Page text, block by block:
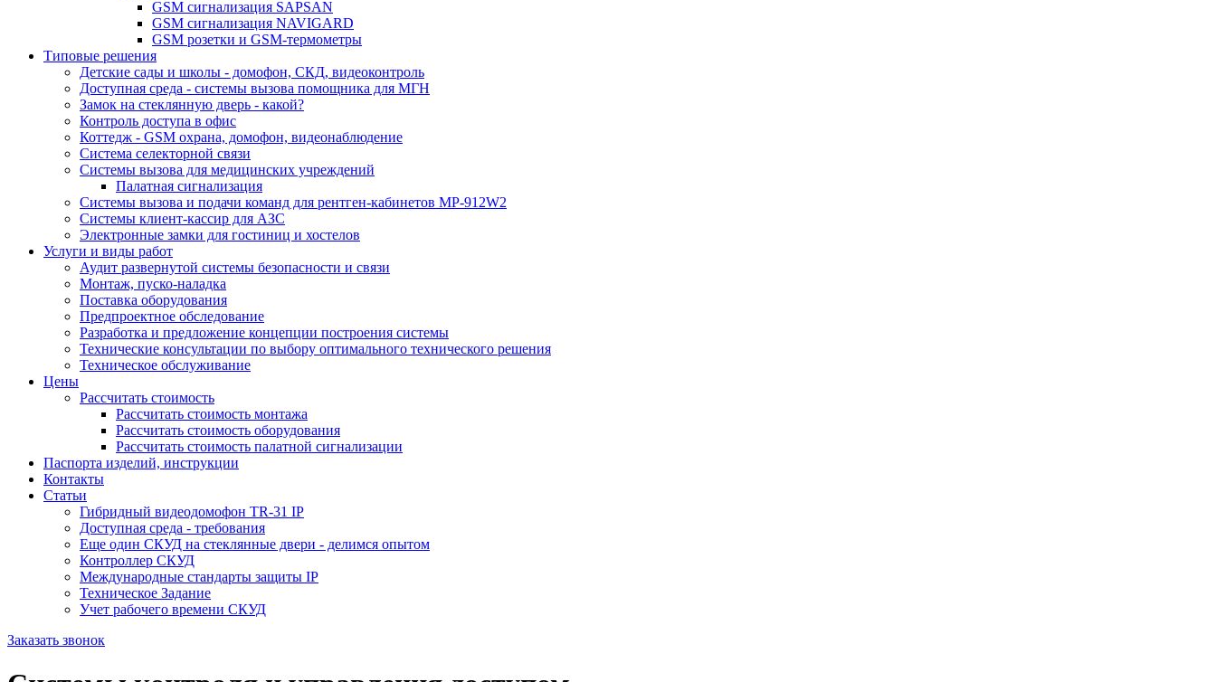
GSM сигнализация SAPSAN
GSM сигнализация NAVIGARD
GSM розетки и GSM-термометры
Типовые решения
Детские сады и школы - домофон, СКД, видеоконтроль
Доступная среда - системы вызова помощника для МГН
Замок на стеклянную дверь - какой?
Контроль доступа в офис
Коттедж - GSM охрана, домофон, видеонаблюдение
Система селекторной связи
Системы вызова для медицинских учреждений
Палатная сигнализация
Системы вызова и подачи команд для рентген-кабинетов MP-912W2
Системы клиент-кассир для АЗС
Электронные замки для гостиниц и хостелов
Услуги и виды работ
Аудит развернутой системы безопасности и связи
Монтаж, пуско-наладка
Поставка оборудования
Предпроектное обследование
Разработка и предложение концепции построения системы
Технические консультации по выбору оптимального технического решения
Техническое обслуживание
Цены
Рассчитать стоимость
Рассчитать стоимость монтажа
Рассчитать стоимость оборудования
Рассчитать стоимость палатной сигнализации
Паспорта изделий, инструкции
Контакты
Статьи
Гибридный видеодомофон TR-31 IP
Доступная среда - требования
Еще один СКУД на стеклянные двери - делимся опытом
Контроллер СКУД
Международные стандарты защиты IP
Техническое Задание
Учет рабочего времени СКУД
Заказать звонок